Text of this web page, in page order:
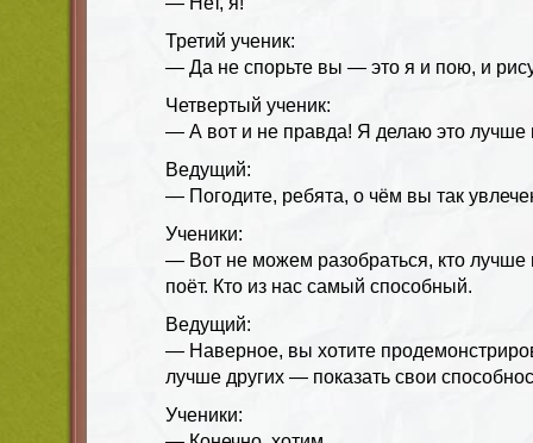
Третий ученик:
— Да не спорьте вы — это я и пою, и
Четвертый ученик:
— А вот и не правда! Я делаю это лучше
Ведущий:
— Погодите, ребята, о чём вы так
Ученики:
— Вот не можем разобраться, кто лучше
поёт. Кто из нас самый способный.
Ведущий:
— Наверное, вы хотите
лучше других — показать свои
Ученики: